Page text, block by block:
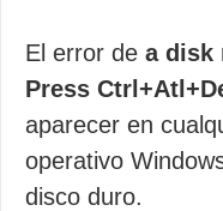
El error de a disk
Press
aparecer en
operativo
disco duro.